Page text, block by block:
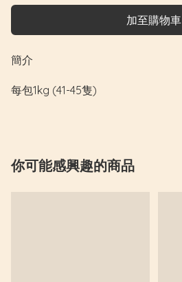
加至購物車
簡介
每包1kg (41-45隻)
你可能感興趣的商品